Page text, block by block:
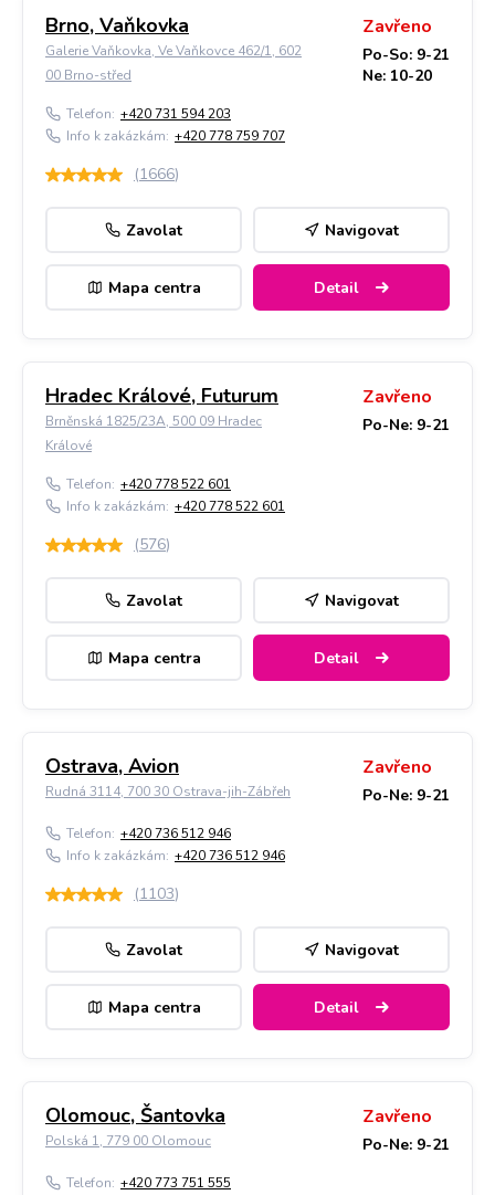
Brno, Vaňkovka
Galerie Vaňkovka, Ve Vaňkovce 462/1, 602
00 Brno-střed
Zavřeno
Po-So: 9-21
Ne: 10-20
Telefon: +420 731 594 203
Info k zakázkám: +420 778 759 707
(1666)
Zavolat Navigovat
Mapa centra Detail
Hradec Králové, Futurum
Brněnská 1825/23A, 500 09 Hradec
Králové
Zavřeno
Po-Ne: 9-21
Telefon: +420 778 522 601
Info k zakázkám: +420 778 522 601
(576)
Zavolat Navigovat
Mapa centra Detail
Ostrava, Avion
Rudná 3114, 700 30 Ostrava-jih-Zábřeh
Zavřeno
Po-Ne: 9-21
Telefon: +420 736 512 946
Info k zakázkám: +420 736 512 946
(1103)
Zavolat Navigovat
Mapa centra Detail
Olomouc, Šantovka
Polská 1, 779 00 Olomouc
Zavřeno
Po-Ne: 9-21
Telefon: +420 773 751 555